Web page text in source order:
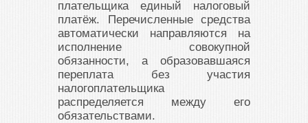
плательщика единый налоговый
платёж. Перечисленные средства
автоматически направляются на
исполнение совокупной
обязанности, а образовавшаяся
переплата без участия
налогоплательщика
распределяется между его
обязательствами.